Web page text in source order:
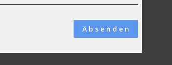
A b s e n d e n